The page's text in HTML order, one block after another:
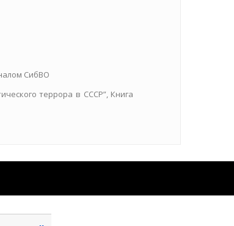
СибВО
террора в СССР”, Книга